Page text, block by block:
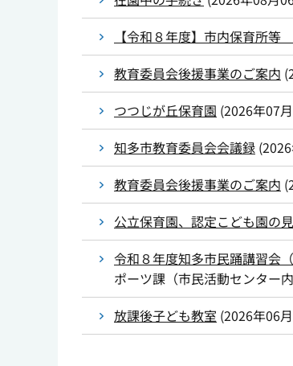
【令和８年度】市内保育所
教育委員会後援事業のご案内 (
つつじが丘保育園 (2026年07
知多市教育委員会会議録 (
教育委員会後援事業のご案内 (
公立保育園、認定こども園の
令和８年度知多市民踊講習会
ポーツ課（市民活動センター内
放課後子ども教室 (2026年06